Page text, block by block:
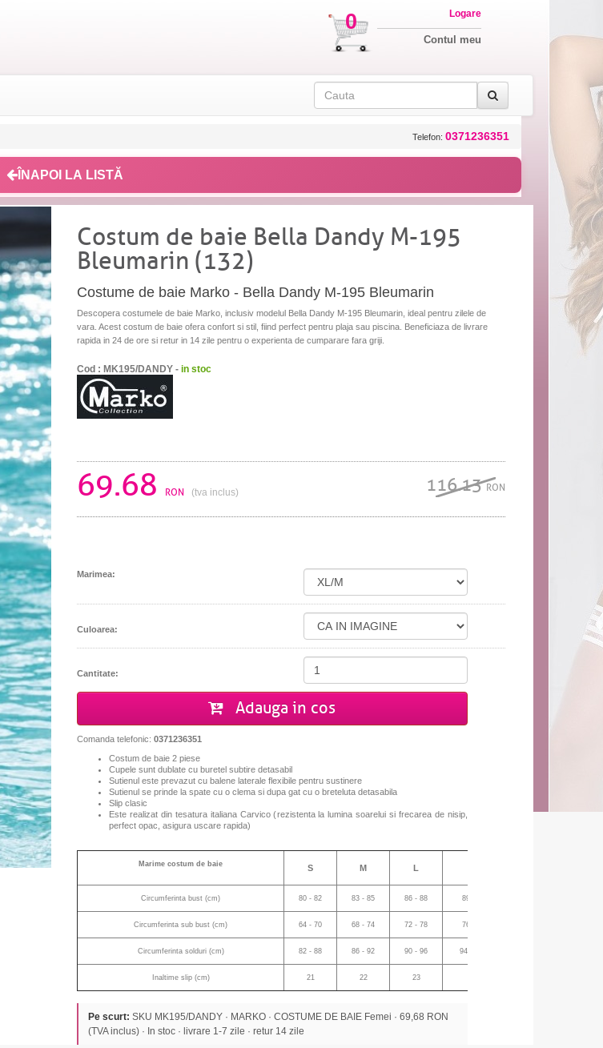
0 Logare
Contul meu
Telefon: 0371236351
ÎNAPOI LA LISTĂ
Costum de baie Bella Dandy M-195
Bleumarin (132)
Costume de baie Marko - Bella Dandy M-195 Bleumarin
Descopera costumele de baie Marko, inclusiv modelul Bella Dandy M-195 Bleumarin, ideal pentru zilele de
vara. Acest costum de baie ofera confort si stil, fiind perfect pentru plaja sau piscina. Beneficiaza de livrare
rapida in 24 de ore si retur in 14 zile pentru o experienta de cumparare fara griji.
Cod : MK195/DANDY - in stoc
69.68 RON (tva inclus) 116.13RON
Marimea:
Culoarea:
Cantitate:
Adauga in cos
Comanda telefonic: 0371236351
Costum de baie 2 piese
Cupele sunt dublate cu buretel subtire detasabil
Sutienul este prevazut cu balene laterale flexibile pentru sustinere
Sutienul se prinde la spate cu o clema si dupa gat cu o breteluta detasabila
Slip clasic
Este realizat din tesatura italiana Carvico (rezistenta la lumina soarelui si frecarea de nisip,
perfect opac, asigura uscare rapida)
Marime costum de baie S M L
Circumferinta bust (cm) 80 - 82 83 - 85 86 - 88 89 - 91
Circumferinta sub bust (cm) 64 - 70 68 - 74 72 - 78 76 - 82
Circumferinta solduri (cm) 82 - 88 86 - 92 90 - 96 94 - 100
Inaltime slip (cm) 21 22 23
Pe scurt: SKU MK195/DANDY · MARKO · COSTUME DE BAIE Femei · 69,68 RON
(TVA inclus) · In stoc · livrare 1-7 zile · retur 14 zile